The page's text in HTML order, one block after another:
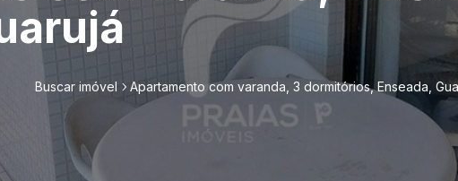
Buscar imóvel Apartamento com varanda, 3 dormitórios, Enseada,